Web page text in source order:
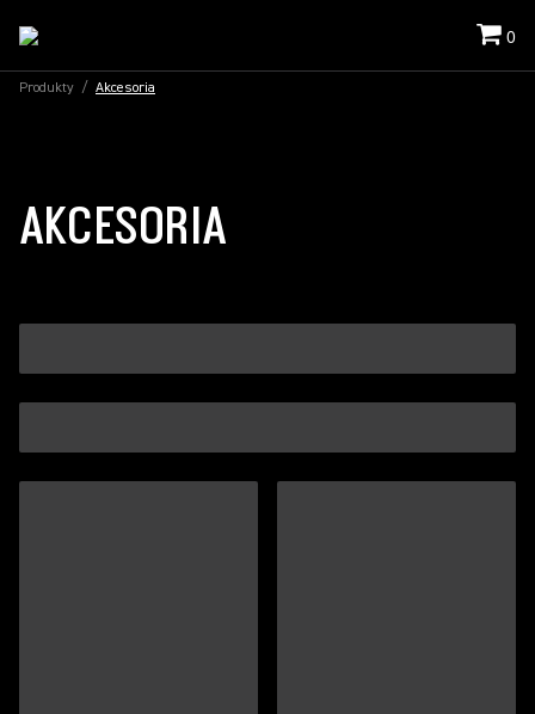
0
Produkty / Akcesoria
AKCESORIA